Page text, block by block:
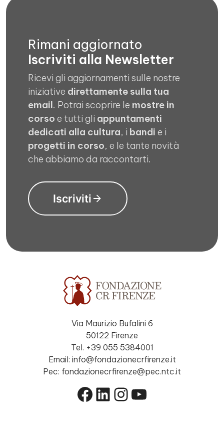
Rimani aggiornato
Iscriviti alla Newsletter
Ricevi gli aggiornamenti sulle nostre
iniziative direttamente sulla tua
email. Potrai scoprire le mostre in
corso e tutti gli appuntamenti
dedicati alla cultura, i bandi e i
progetti in corso, e le tante novità
che abbiamo da raccontarti.
Iscriviti
Via Maurizio Bufalini 6
50122 Firenze
Tel. +39 055 5384001
Email: info@fondazionecrfirenze.it
Pec: fondazionecrfirenze@pec.ntc.it
Facebook
LinkedIn
Instagram
YouTube